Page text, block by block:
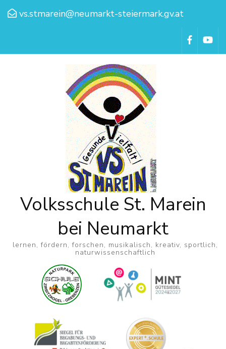
vs.stmarein@neumarkt-steiermark.gv.at
Volksschule St. Marein
bei Neumarkt
lernen, fördern, forschen, musikalisch, kreativ, sportlich,
naturwissenschaftlich